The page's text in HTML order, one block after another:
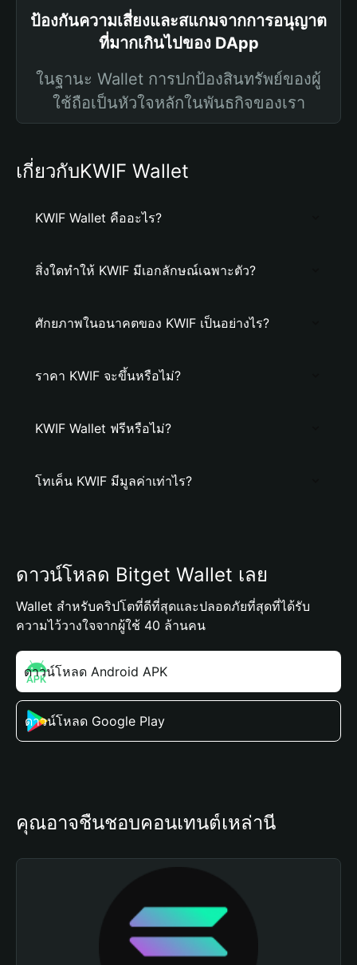
ป้องกันความเสี่ยงและสแกมจากการอนุญาต
ที่มากเกินไปของ DApp
ในฐานะ Wallet การปกป้องสินทรัพย์ของผู้
ใช้ถือเป็นหัวใจหลักในพันธกิจของเรา
เกี่ยวกับKWIF Wallet
KWIF Wallet คืออะไร?
สิ่งใดทำให้ KWIF มีเอกลักษณ์เฉพาะตัว?
ศักยภาพในอนาคตของ KWIF เป็นอย่างไร?
ราคา KWIF จะขึ้นหรือไม่?
KWIF Wallet ฟรีหรือไม่?
โทเค็น KWIF มีมูลค่าเท่าไร?
ดาวน์โหลด Bitget Wallet เลย
Wallet สำหรับคริปโตที่ดีที่สุดและปลอดภัยที่สุดที่ได้รับ
ความไว้วางใจจากผู้ใช้ 40 ล้านคน
ดาวน์โหลด Android APK
ดาวน์โหลด Google Play
คุณอาจชื่นชอบคอนเทนต์เหล่านี้